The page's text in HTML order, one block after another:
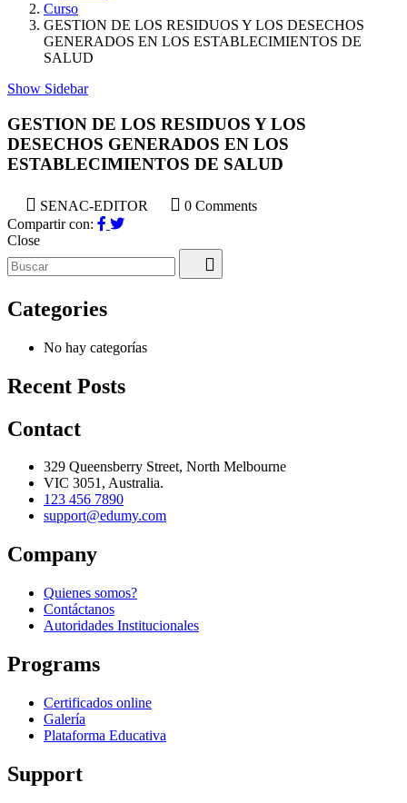
Curso
GESTION DE LOS RESIDUOS Y LOS DESECHOS
GENERADOS EN LOS ESTABLECIMIENTOS DE
SALUD
Show Sidebar
GESTION DE LOS RESIDUOS Y LOS
DESECHOS GENERADOS EN LOS
ESTABLECIMIENTOS DE SALUD
SENAC-EDITOR
0 Comments
Compartir con:
Close
Categories
No hay categorías
Recent Posts
Contact
329 Queensberry Street, North Melbourne
VIC 3051, Australia.
123 456 7890
support@edumy.com
Company
Quienes somos?
Contáctanos
Autoridades Institucionales
Programs
Certificados online
Galería
Plataforma Educativa
Support